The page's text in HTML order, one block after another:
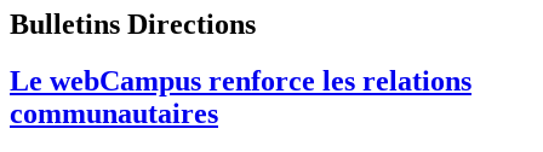
Bulletins Directions
Le webCampus renforce les relations
communautaires